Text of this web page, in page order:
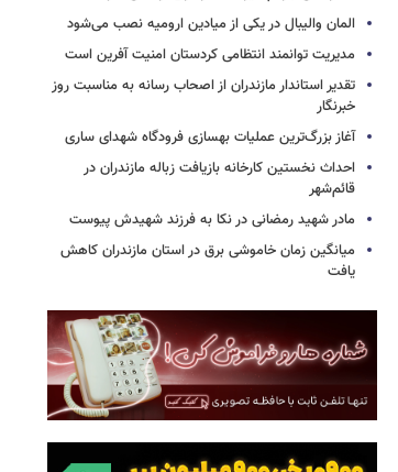
المان والیبال در یکی از میادین ارومیه نصب می‌شود
مدیریت توانمند انتظامی کردستان امنیت آفرین است
تقدیر استاندار مازندران از اصحاب رسانه به مناسبت روز
خبرنگار
آغاز بزرگ‌ترین عملیات بهسازی فرودگاه شهدای ساری
احداث نخستین کارخانه بازیافت زباله مازندران در
قائم‌شهر
مادر شهید رمضانی در نکا به فرزند شهیدش پیوست
میانگین زمان خاموشی برق در استان مازندران کاهش
یافت